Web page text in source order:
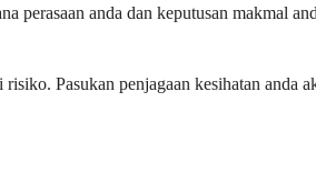
perasaan anda dan keputusan makmal
Pasukan penjagaan kesihatan anda